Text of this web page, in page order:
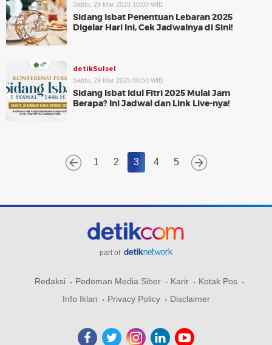
Sabtu, 29 Mar 2025 10:00 WIB
Sidang Isbat Penentuan Lebaran 2025
Digelar Hari Ini, Cek Jadwalnya di Sini!
detikSulsel
Sabtu, 29 Mar 2025 06:50 WIB
Sidang Isbat Idul Fitri 2025 Mulai Jam
Berapa? Ini Jadwal dan Link Live-nya!
1 2 3 4 5
part of
Redaksi Pedoman Media Siber Karir
Kotak Pos
Info Iklan
Privacy Policy Disclaimer